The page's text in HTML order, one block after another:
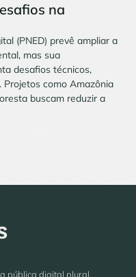
na
(PNED) prevê ampliar a
mas sua
desafios técnicos,
Projetos como Amazônia
buscam reduzir a
pública digital plural,